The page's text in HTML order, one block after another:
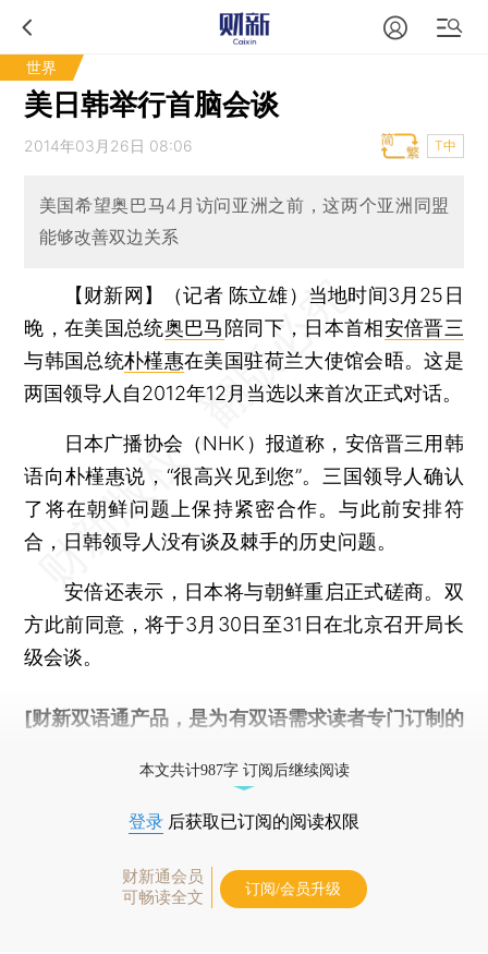
世界
美日韩举行首脑会谈
2014年03月26日 08:06 T中
美国希望奥巴马4月访问亚洲之前，这两个亚洲同盟
能够改善双边关系
【财新网】（记者 陈立雄） 当地时间3月25日
晚，在美国总统奥巴马陪同下，日本首相安倍晋三
与韩国总统朴槿惠在美国驻荷兰大使馆会晤。这是
两国领导人自2012年12月当选以来首次正式对话。
日本广播协会（NHK）报道称，安倍晋三用韩
语向朴槿惠说，“很高兴见到您”。三国领导人确认
了将在朝鲜问题上保持紧密合作。与此前安排符
合，日韩领导人没有谈及棘手的历史问题。
安倍还表示，日本将与朝鲜重启正式磋商。双
方此前同意，将于3月30日至31日在北京召开局长
级会谈。
[财新双语通产品，是为有双语需求读者专门订制的
本文共计987字 订阅后继续阅读
登录 后获取已订阅的阅读权限
财新通会员
可畅读全文
订阅/会员升级